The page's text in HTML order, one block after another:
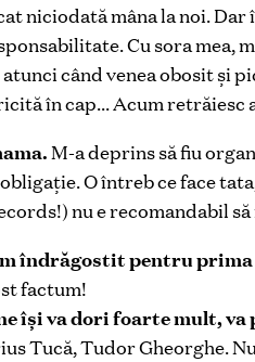
niciodată mâna la noi. Dar
Cu sora mea,
când venea obosit şi
în cap… Acum retrăiesc
M-a deprins să fiu
O întreb ce face
nu e recomandabil
îndrăgostit pentru
factum!
îşi va dori foarte mult,
Tucă, Tudor Gheorghe.